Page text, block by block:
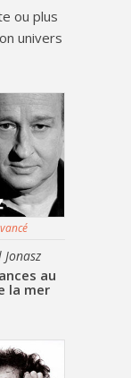
ou plus
univers
au
la mer